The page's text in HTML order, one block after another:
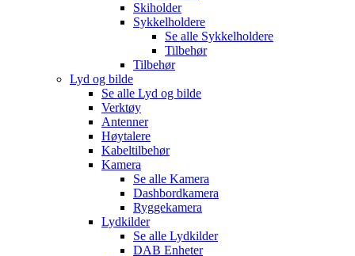
Skiholder
Sykkelholdere
Se alle Sykkelholdere
Tilbehør
Tilbehør
Lyd og bilde
Se alle Lyd og bilde
Verktøy
Antenner
Høytalere
Kabeltilbehør
Kamera
Se alle Kamera
Dashbordkamera
Ryggekamera
Lydkilder
Se alle Lydkilder
DAB Enheter